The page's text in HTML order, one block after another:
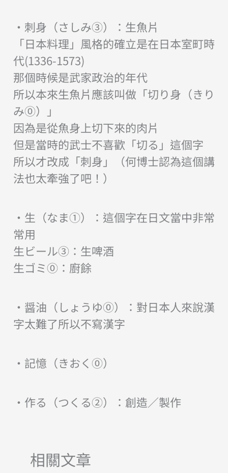
・刺身（さしみ③）：生魚片
「日本料理」風格的確立是在日本室町時
代(1336-1573)
那個時候是武家政治的年代
所以本來生魚片應該叫做「切り身（きり
み⓪）」
因為是從魚身上切下來的肉片
但是當時的武士不喜歡「切る」這個字
所以才改成「刺身」（何博士認為這個講
法也太牽強了吧！）
・生（なま①）：這個字在日文當中非常
常用
生ビール③：生啤酒
生ゴミ⓪：廚餘
・醤油（しょうゆ⓪）：對日本人來說漢
字太難了所以不寫漢字
・記憶（きおく⓪）
・作る（つくる②）：創造／製作
相關文章